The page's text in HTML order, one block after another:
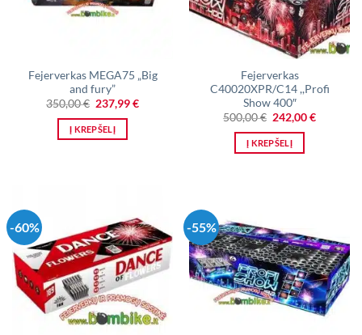
Fejerverkas MEGA75 „Big
and fury”
350,00€ Original
price
was:
350,00 €.
237,99€Current
Į KREPŠELĮ
Fejerverkas
C40020XPR/C14 ,,Profi
Show 400″
500,00€ Original
price
was:
500,00 €.
242,00€Current
Į KREPŠELĮ
-60% -55%